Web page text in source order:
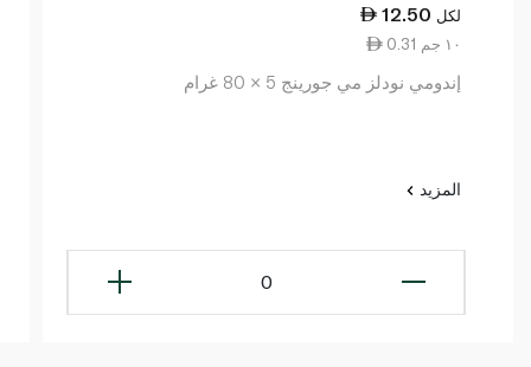
12.50 لكل
0.31 ١٠ جم
إندومي نودلز مي جورينج 5 × 80 غرام
المزيد
0